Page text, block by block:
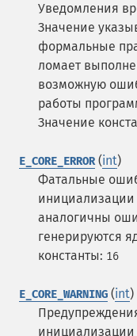
Уведомления
Значение
формальные
ломает
возможную
работы
Значение
E_CORE_ERROR(int)
Фатальные
инициализации
аналогичны
генерируются
константы: 16
E_CORE_WARNING (int)
инициализации